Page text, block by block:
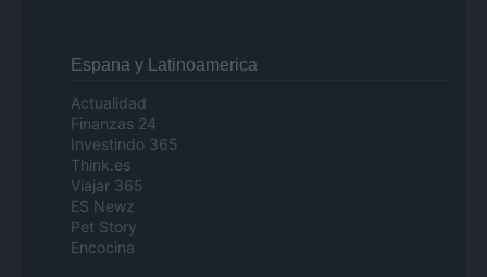
Espana y Latinoamerica
Actualidad
Finanzas 24
Investindo 365
Think.es
Viajar 365
ES Newz
Pet Story
Encocina